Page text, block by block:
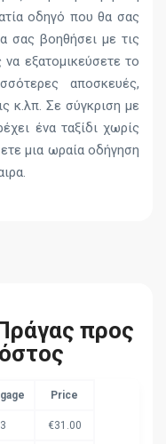
οδηγό που θα σας
σας βοηθήσει με τις
εξατομικεύσετε το
αποσκευές,
κ.λπ. Σε σύγκριση με
ένα ταξίδι χωρίς
μια ωραία οδήγηση
προς
Price
3 €31.00